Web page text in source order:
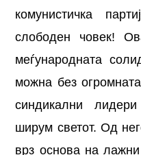
комунистичка
слободен човек!
меѓународната
можна без
синдикални
ширум светот. Од
врз основа на